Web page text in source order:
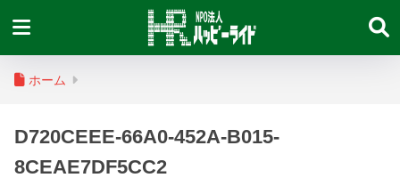
ホーム
D720CEEE-66A0-452A-B015-
8CEAE7DF5CC2